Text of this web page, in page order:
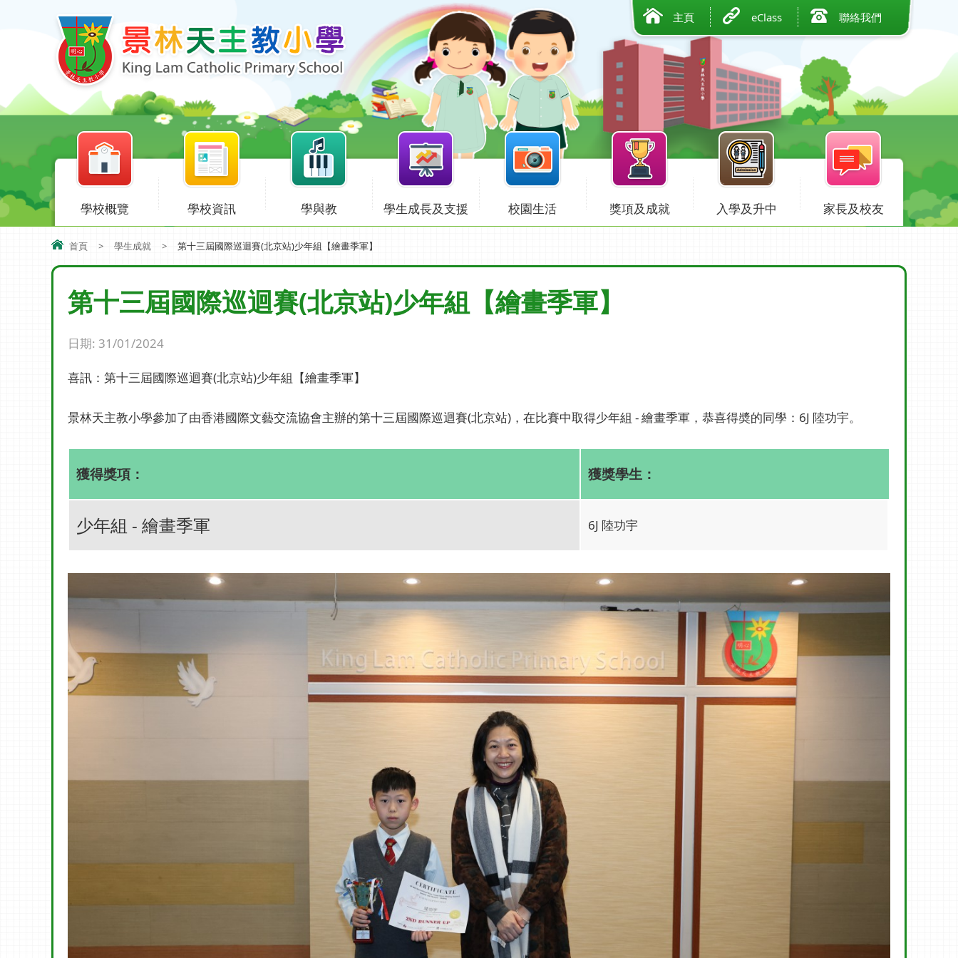
主頁 eClass 聯絡我們
學校概覽 學校資訊 學與教 學生成長及支援 校園生活 獎項及成就 入學及升中 家長及校友
首頁 > 學生成就 > 第十三屆國際巡迴賽(北京站)少年組【繪畫季軍】
第十三屆國際巡迴賽(北京站)少年組【繪畫季軍】
日期: 31/01/2024
喜訊：第十三屆國際巡迴賽(北京站)少年組【繪畫季軍】
景林天主教小學參加了由香港國際文藝交流協會主辦的第十三屆國際巡迴賽(北京站)，在比賽中取得少年組 - 繪畫季軍，恭喜得奬的同學：6J 陸功宇。
獲得獎項： 獲獎學生：
少年組 - 繪畫季軍 6J 陸功宇